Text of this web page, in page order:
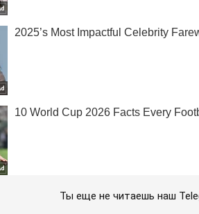
Ты еще не читаешь наш